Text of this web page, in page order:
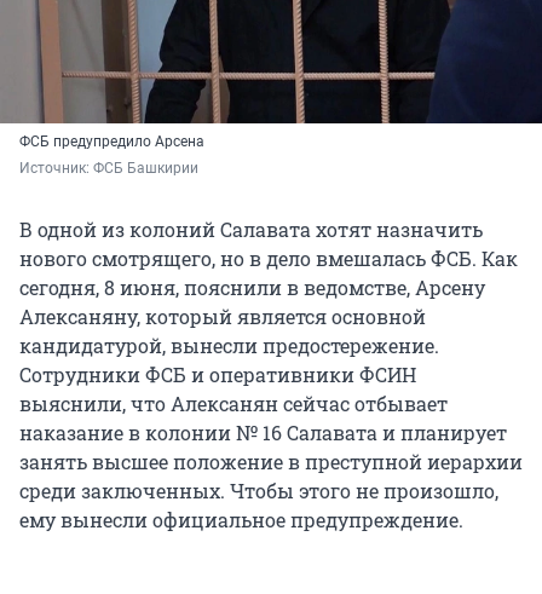
ФСБ предупредило Арсена
Источник: ФСБ Башкирии
В одной из колоний Салавата хотят назначить
нового смотрящего, но в дело вмешалась ФСБ. Как
сегодня, 8 июня, пояснили в ведомстве, Арсену
Алексаняну, который является основной
кандидатурой, вынесли предостережение.
Сотрудники ФСБ и оперативники ФСИН
выяснили, что Алексанян сейчас отбывает
наказание в колонии № 16 Салавата и планирует
занять высшее положение в преступной иерархии
среди заключенных. Чтобы этого не произошло,
ему вынесли официальное предупреждение.